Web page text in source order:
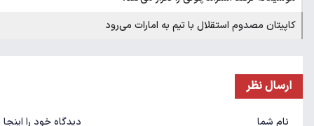
کاپیتان مصدوم استقلال با تیم به امارات می‌رود
ارسال نظر
نام شما دیدگاه خود را